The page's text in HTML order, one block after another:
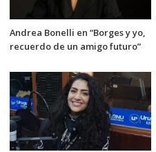
Andrea Bonelli en “Borges y yo,
recuerdo de un amigo futuro”